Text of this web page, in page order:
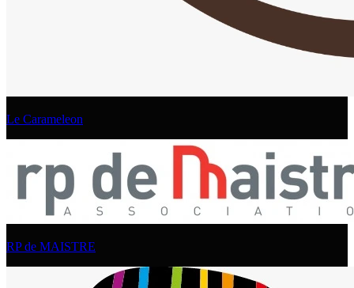
Le Carameleon
RP de MAISTRE